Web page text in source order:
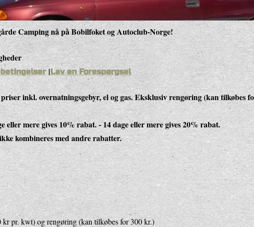
Camping nå på Bobilfoket og Autoclub-Norge!
|Lav en Forespørgsel
inkl. overnatningsgebyr, el og gas. Eksklusiv rengøring (kan tilkøbes
eller mere gives 10% rabat. - 14 dage eller mere gives 20% rabat.
kombineres med andre rabatter.
pr. kwt) og rengøring (kan tilkøbes for 300 kr.)